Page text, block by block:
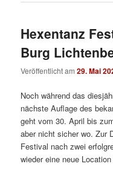
Hexentanz
Burg
Veröffentlicht am29. Mai
Noch während das
nächste Auflage des
geht vom 30. April bis
aber nicht sicher wo. Zur
Festival nach zwei
wieder eine neue